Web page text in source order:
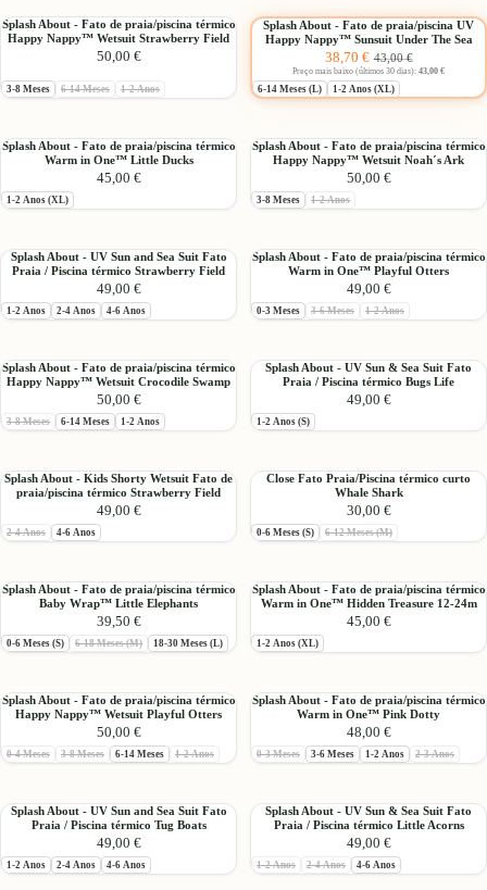
térmico
Up
Away
Sea
Onesie
Bugs
Happy
Nappy™
and
Away
Splash
About
Fato
de
térmico
Happy
Wetsuit
Splash About - Fato de praia/piscina térmico
Happy Nappy™ Wetsuit Strawberry Field
50,00 €
3-8 Meses Esgotado:
6-14 Meses Esgotado:
1-2 Anos
Splash
About
Fato
de
UV
Happy
Sunsuit
Sea
-10%
Splash About - Fato de praia/piscina UV
Happy Nappy™ Sunsuit Under The Sea
Preço
Promocional
38,70 € Preço
normal
43,00 €
Preço mais baixo (últimos 30 dias): 43,00 €
6-14 Meses (L) 1-2 Anos (XL)
Splash
Fato
térmico
in
One™
Ducks
Splash About - Fato de praia/piscina térmico
Warm in One™ Little Ducks
45,00 €
1-2 Anos (XL)
Splash
About
Fato
térmico
Nappy™
Wetsuit
´s
Splash About - Fato de praia/piscina térmico
Happy Nappy™ Wetsuit Noah´s Ark
50,00 €
3-8 Meses Esgotado:
1-2 Anos
Splash
About
UV
Sea
Suit
Fato
Praia
Piscina
térmico
Field
Splash About - UV Sun and Sea Suit Fato
Praia / Piscina térmico Strawberry Field
49,00 €
1-2 Anos 2-4 Anos 4-6 Anos
Splash
About
Fato
térmico
in
One™
Otters
Splash About - Fato de praia/piscina térmico
Warm in One™ Playful Otters
49,00 €
0-3 Meses Esgotado:
3-6 Meses Esgotado:
1-2 Anos
Splash
About
Fato
térmico
Happy
Nappy™
Wetsuit
Swamp
Splash About - Fato de praia/piscina térmico
Happy Nappy™ Wetsuit Crocodile Swamp
50,00 €
Esgotado:
3-8 Meses 6-14 Meses 1-2 Anos
Splash
About
UV
Sea
Fato
Praia
Piscina
térmico
Life
Splash About - UV Sun & Sea Suit Fato
Praia / Piscina térmico Bugs Life
49,00 €
1-2 Anos (S)
Splash
About
Kids
Fato
praia/piscina
térmico
Field
Splash About - Kids Shorty Wetsuit Fato de
praia/piscina térmico Strawberry Field
49,00 €
Esgotado:
2-4 Anos 4-6 Anos
Close
térmico
Shark
Close Fato Praia/Piscina térmico curto
Whale Shark
30,00 €
0-6 Meses (S) Esgotado:
6-12 Meses (M)
Splash
About
Fato
térmico
Baby
Wrap™
Little
Splash About - Fato de praia/piscina térmico
Baby Wrap™ Little Elephants
39,50 €
0-6 Meses (S) Esgotado:
6-18 Meses (M) 18-30 Meses (L)
Splash
About
Fato
térmico
in
One™
Treasure
Splash About - Fato de praia/piscina térmico
Warm in One™ Hidden Treasure 12-24m
45,00 €
1-2 Anos (XL)
Splash
About
Fato
térmico
Nappy™
Wetsuit
Splash About - Fato de praia/piscina térmico
Happy Nappy™ Wetsuit Playful Otters
50,00 €
Esgotado:
0-4 Meses Esgotado:
3-8 Meses 6-14 Meses Esgotado:
1-2 Anos
Splash
Fato
térmico
in
One™
Splash About - Fato de praia/piscina térmico
Warm in One™ Pink Dotty
48,00 €
Esgotado:
0-3 Meses 3-6 Meses 1-2 Anos Esgotado:
2-3 Anos
Splash
About
UV
Splash About - UV Sun and Sea Suit Fato
Praia / Piscina térmico Tug Boats
49,00 €
1-2 Anos 2-4 Anos 4-6 Anos
Splash
About
UV
Splash About - UV Sun & Sea Suit Fato
Praia / Piscina térmico Little Acorns
49,00 €
Esgotado:
1-2 Anos Esgotado:
2-4 Anos 4-6 Anos